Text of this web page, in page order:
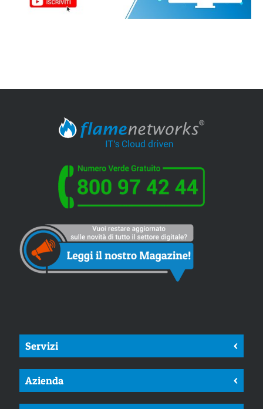
Servizi <
Azienda <